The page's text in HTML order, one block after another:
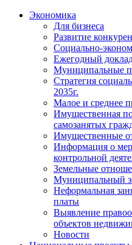
Экономика
Для бизнеса
Развитие
Социально-
Ежегодный
Муниципальные
Стратегия
2035г.
Малое и среднее
Имущественная
самозанятых
Имущественные
Информация о
контрольной
Земельные
Муниципальный
Неформальная
платы
Выявление
объектов
Новости